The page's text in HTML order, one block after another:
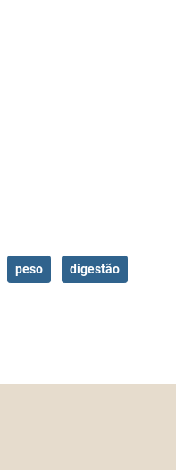
peso digestão